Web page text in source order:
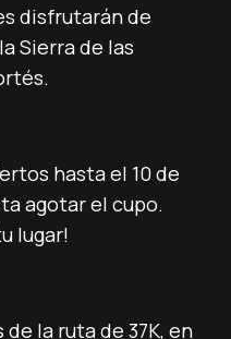
disfrutarán de
Sierra de las
hasta el 10 de
agotar el cupo.
lugar!
la ruta de 37K, en